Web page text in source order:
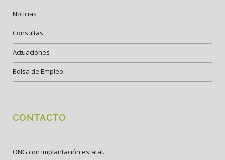
Noticias
Consultas
Actuaciones
Bolsa de Empleo
CONTACTO
ONG con Implantación estatal.